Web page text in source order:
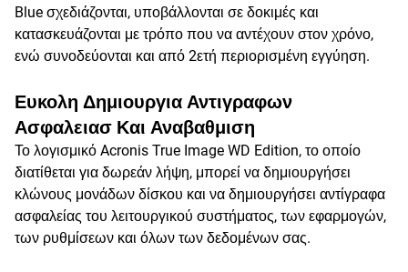
Blue σχεδιάζονται, υποβάλλονται σε δοκιμές και
κατασκευάζονται με τρόπο που να αντέχουν στον χρόνο,
ενώ συνοδεύονται και από 2ετή περιορισμένη εγγύηση.
Ευκολη Δημιουργια Αντιγραφων
Ασφαλειασ Και Αναβαθμιση
Το λογισμικό Acronis True Image WD Edition, το οποίο
διατίθεται για δωρεάν λήψη, μπορεί να δημιουργήσει
κλώνους μονάδων δίσκου και να δημιουργήσει αντίγραφα
ασφαλείας του λειτουργικού συστήματος, των εφαρμογών,
των ρυθμίσεων και όλων των δεδομένων σας.